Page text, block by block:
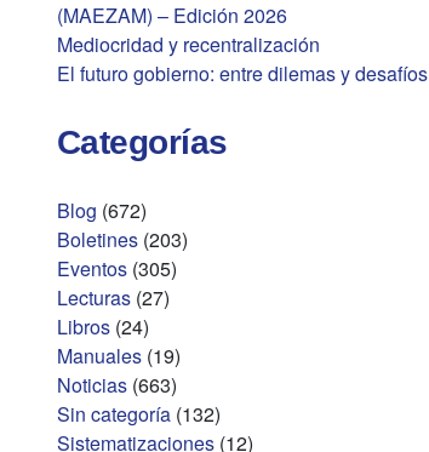
(MAEZAM) – Edición 2026
Mediocridad y recentralización
El futuro gobierno: entre dilemas y desafíos
Categorías
Blog (672)
Boletines (203)
Eventos (305)
Lecturas (27)
Libros (24)
Manuales (19)
Noticias (663)
Sin categoría (132)
Sistematizaciones (12)